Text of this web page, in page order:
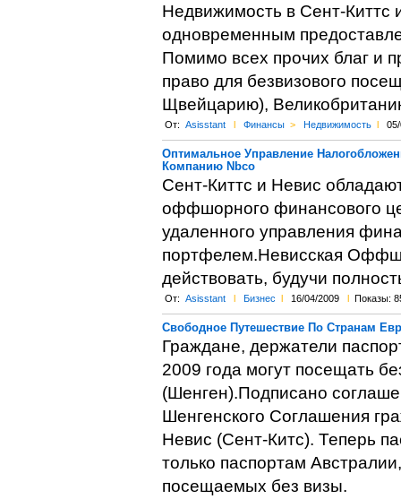
Недвижимость в Сент-Киттс
одновременным
Помимо всех прочих благ и
право для безвизового
Щвейцарию),
От: Asisstant l Финансы > Недвижимость l
Оптимальное Управление
Компанию Nbco
Сент-Киттс и Невис
оффшорного финансового
удаленного управления
портфелем.Невисская
действовать, будучи
От: Asisstant l Бизнес l 16/04/2009 l Показы:
Свободное Путешествие По Странам
Граждане, держатели
2009 года могут посещать
(Шенген).Подписано
Шенгенского Соглашения
Невис (Сент-Китс). Теперь
только паспортам
посещаемых без визы.